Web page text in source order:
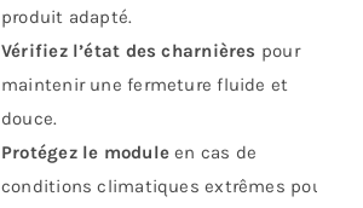
produit adapté.
Vérifiez l’état des charnières pour
maintenir une fermeture fluide et
douce.
Protégez le module en cas de
conditions climatiques extrêmes pour